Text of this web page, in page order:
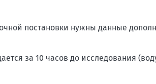
постановки нужны данные
за 10 часов до исследования